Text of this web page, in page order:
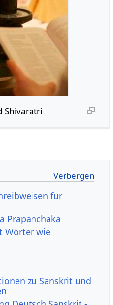
Shivaratri
für
Prapanchaka
Wörter wie
zu Sanskrit und